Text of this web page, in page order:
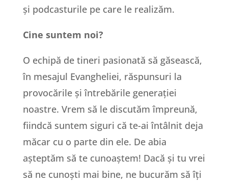
și podcasturile pe care le realizăm.
Cine suntem noi?
O echipă de tineri pasionată să găsească,
în mesajul Evangheliei, răspunsuri la
provocările și întrebările generației
noastre. Vrem să le discutăm împreună,
fiindcă suntem siguri că te-ai întâlnit deja
măcar cu o parte din ele. De abia
așteptăm să te cunoaștem! Dacă și tu vrei
să ne cunoști mai bine, ne bucurăm să îți